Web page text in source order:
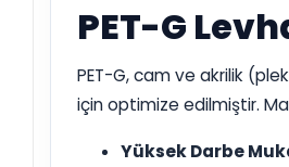
PET-G
PET-G, cam ve akrilik
için optimize edilmiştir.
Yüksek Darbe